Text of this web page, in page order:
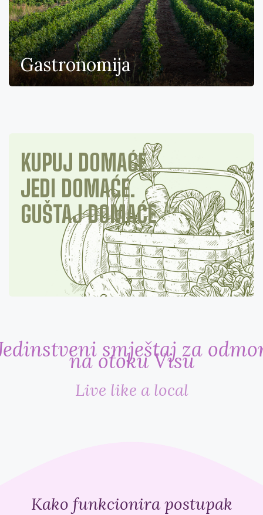
Gastronomija
KUPUJ DOMAĆE.
JEDI DOMAĆE.
GUŠTAJ DOMAĆE
smještaj za
na otoku Visu
Live like a local
Kako funkcionira postupak